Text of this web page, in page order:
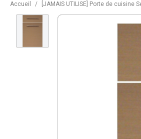
Accueil / [JAMAIS UTILISE] Porte de cuisine